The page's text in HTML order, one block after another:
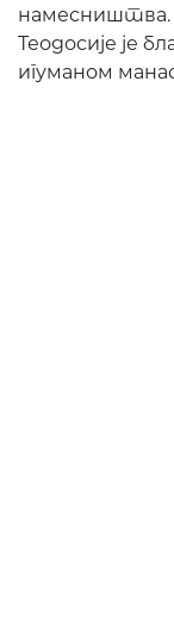
намесништва.
Теодосије је
игуманом